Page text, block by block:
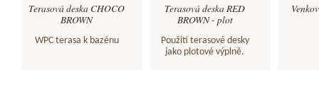
Terasová deska CHOCO
BROWN
WPC terasa k bazénu
Terasová deska RED
BROWN - plot
Použití terasové desky
jako plotové výplně.